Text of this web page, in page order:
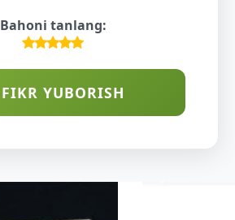
Bahoni tanlang:
FIKR YUBORISH